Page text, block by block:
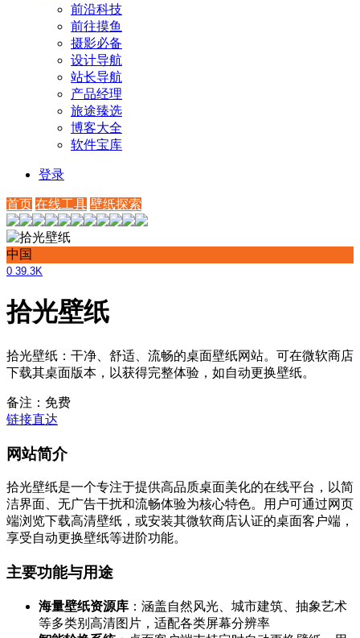
前沿科技
前往摸鱼
摄影必备
设计导航
站长导航
产品经理
旅途臻选
博客大全
软件宝库
登录
首页 在线工具 壁纸探索
中国
0 39.3K
拾光壁纸
拾光壁纸：干净、舒适、流畅的桌面壁纸网站。可在微软商店
下载其桌面版本，以获得完整体验，如自动更换壁纸。
备注：免费
链接直达
网站简介
拾光壁纸是一个专注于提供高品质桌面美化的在线平台，以简
洁界面、无广告干扰和流畅体验为核心特色。用户可通过网页
端浏览下载高清壁纸，或安装其微软商店认证的桌面客户端，
享受自动更换壁纸等进阶功能。
主要功能与用途
海量壁纸资源库 ：涵盖自然风光、城市建筑、抽象艺术
等多类别高清图片，适配各类屏幕分辨率